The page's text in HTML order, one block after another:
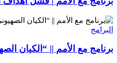
البرامج
برنامج مع الأمم || “الكيان